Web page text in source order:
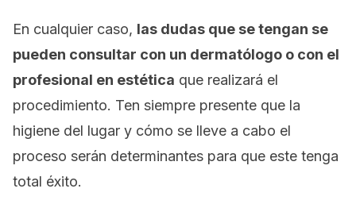
En cualquier caso, las dudas que se tengan se
pueden consultar con un dermatólogo o con el
profesional en estética que realizará el
procedimiento. Ten siempre presente que la
higiene del lugar y cómo se lleve a cabo el
proceso serán determinantes para que este tenga
total éxito.